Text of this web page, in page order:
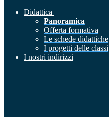
Didattica
Panoramica
Offerta formativa
Le schede didattiche
I progetti delle classi
I nostri indirizzi